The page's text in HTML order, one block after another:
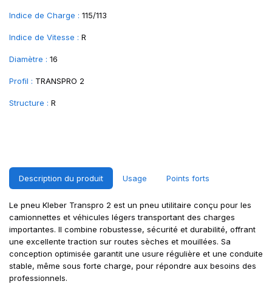
Indice de Charge : 115/113
Indice de Vitesse : R
Diamètre : 16
Profil : TRANSPRO 2
Structure : R
Description du produit Usage Points forts
Le pneu Kleber Transpro 2 est un pneu utilitaire conçu pour les
camionnettes et véhicules légers transportant des charges
importantes. Il combine robustesse, sécurité et durabilité, offrant
une excellente traction sur routes sèches et mouillées. Sa
conception optimisée garantit une usure régulière et une conduite
stable, même sous forte charge, pour répondre aux besoins des
professionnels.